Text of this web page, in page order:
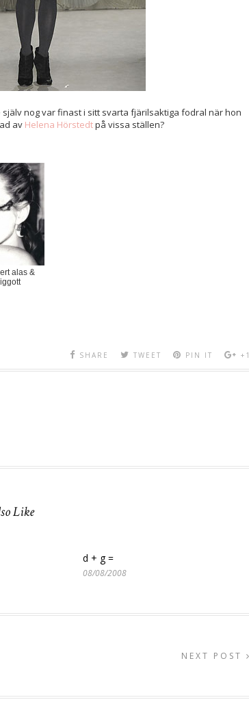
nog var finast i sitt svarta fjärilsaktiga fodral när hon
av Helena Hörstedtpå vissa ställen?
alas &
SHARE TWEET PIN IT +1
Like
d + g =
08/08/2008
NEXT POST